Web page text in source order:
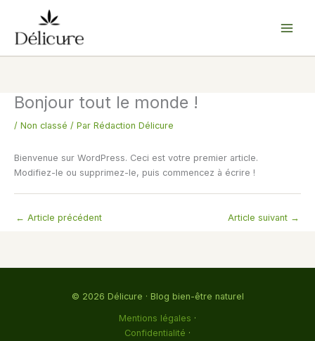
contenu
Bonjour tout le monde !
/ Non classé / Par Rédaction Délicure
Bienvenue sur WordPress. Ceci est votre premier article.
Modifiez-le ou supprimez-le, puis commencez à écrire !
← Article précédent Article suivant →
© 2026 Délicure · Blog bien-être naturel
Mentions légales ·
Confidentialité ·